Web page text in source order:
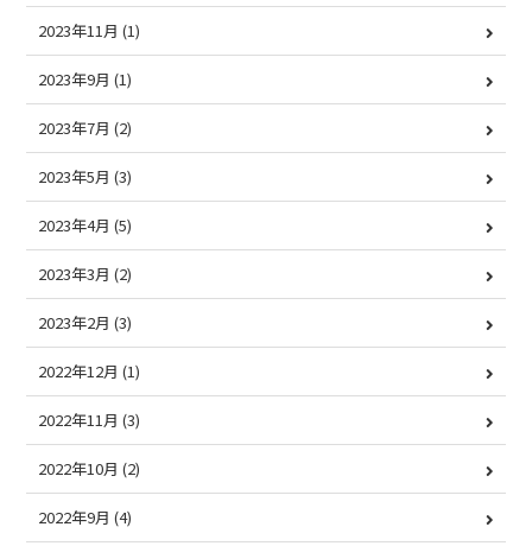
2023年11月 (1)
2023年9月 (1)
2023年7月 (2)
2023年5月 (3)
2023年4月 (5)
2023年3月 (2)
2023年2月 (3)
2022年12月 (1)
2022年11月 (3)
2022年10月 (2)
2022年9月 (4)